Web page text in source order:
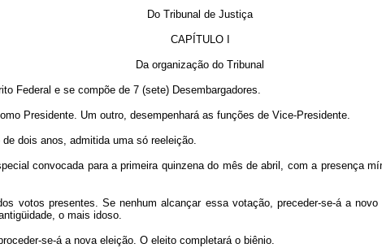
Do Tribunal de Justiça
CAPÍTULO I
Da organização do Tribunal
Federal e se compõe de 7 (sete) Desembargadores.
Presidente. Um outro, desempenhará as funções de Vice-Presidente.
dois anos, admitida uma só reeleição.
convocada para a primeira quinzena do mês de abril, com a presença
votos presentes. Se nenhum alcançar essa votação, preceder-se-á a
o mais idoso.
se-á a nova eleição. O eleito completará o biênio.